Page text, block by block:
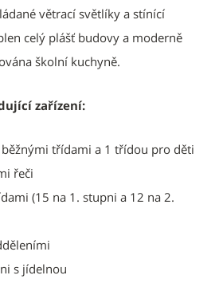
větrací světlíky a stínící
celý plášť budovy a moderně
školní kuchyně.
zařízení:
třídami a 1 třídou pro děti
řeči
(15 na 1. stupni a 12 na 2.
s jídelnou